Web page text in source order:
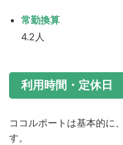
常勤換算
4.2人
利用時間・定休日
ココルポートは基本的に、
す。